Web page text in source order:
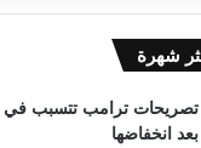
شهرة
تصريحات ترامب تتسبب في
بعد انخفاضها